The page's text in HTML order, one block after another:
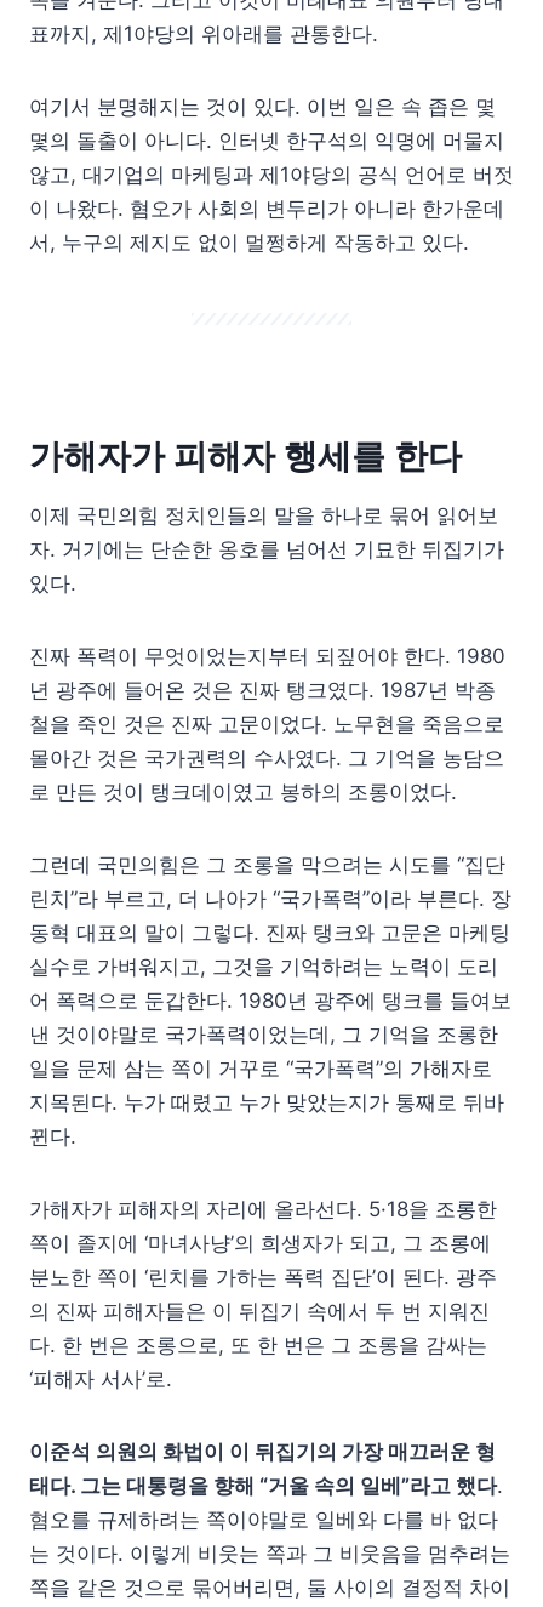
표까지, 제1야당의 위아래를 관통한다.
여기서 분명해지는 것이 있다. 이번 일은 속 좁은 몇
몇의 돌출이 아니다. 인터넷 한구석의 익명에 머물지
않고, 대기업의 마케팅과 제1야당의 공식 언어로 버젓
이 나왔다. 혐오가 사회의 변두리가 아니라 한가운데
서, 누구의 제지도 없이 멀쩡하게 작동하고 있다.
가해자가 피해자 행세를 한다
이제 국민의힘 정치인들의 말을 하나로 묶어 읽어보
자. 거기에는 단순한 옹호를 넘어선 기묘한 뒤집기가
있다.
진짜 폭력이 무엇이었는지부터 되짚어야 한다. 1980
년 광주에 들어온 것은 진짜 탱크였다. 1987년 박종
철을 죽인 것은 진짜 고문이었다. 노무현을 죽음으로
몰아간 것은 국가권력의 수사였다. 그 기억을 농담으
로 만든 것이 탱크데이였고 봉하의 조롱이었다.
그런데 국민의힘은 그 조롱을 막으려는 시도를 “집단
린치”라 부르고, 더 나아가 “국가폭력”이라 부른다. 장
동혁 대표의 말이 그렇다. 진짜 탱크와 고문은 마케팅
실수로 가벼워지고, 그것을 기억하려는 노력이 도리
어 폭력으로 둔갑한다. 1980년 광주에 탱크를 들여보
낸 것이야말로 국가폭력이었는데, 그 기억을 조롱한
일을 문제 삼는 쪽이 거꾸로 “국가폭력”의 가해자로
지목된다. 누가 때렸고 누가 맞았는지가 통째로 뒤바
뀐다.
가해자가 피해자의 자리에 올라선다. 5·18을 조롱한
쪽이 졸지에 ‘마녀사냥’의 희생자가 되고, 그 조롱에
분노한 쪽이 ‘린치를 가하는 폭력 집단’이 된다. 광주
의 진짜 피해자들은 이 뒤집기 속에서 두 번 지워진
다. 한 번은 조롱으로, 또 한 번은 그 조롱을 감싸는
‘피해자 서사’로.
이준석 의원의 화법이 이 뒤집기의 가장 매끄러운 형
태다. 그는 대통령을 향해 “거울 속의 일베”라고 했다.
혐오를 규제하려는 쪽이야말로 일베와 다를 바 없다
는 것이다. 이렇게 비웃는 쪽과 그 비웃음을 멈추려는
쪽을 같은 것으로 묶어버리면, 둘 사이의 결정적 차이